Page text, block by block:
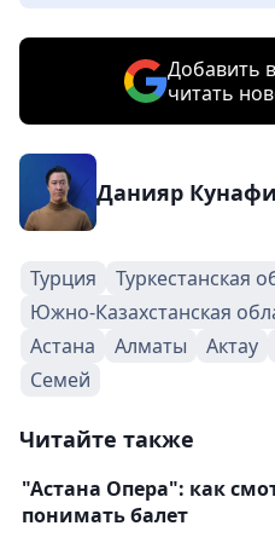
Добавить
читать
Данияр
Турция
Туркестанская
Южно-Казахстанская
Астана
Алматы Актау
Семей
Читайте также
"Астана Опера": как
понимать балет